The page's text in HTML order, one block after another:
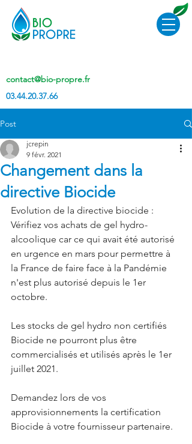
contact@bio-propre.fr
03.44.20.37.66
Post
Changement dans la
directive Biocide
jcrepin
9 févr. 2021
Evolution de la directive biocide :
Vérifiez vos achats de gel hydro-
alcoolique car ce qui avait été autorisé
en urgence en mars pour permettre à
la France de faire face à la Pandémie
n'est plus autorisé depuis le 1er
octobre.
Les stocks de gel hydro non certifiés
Biocide ne pourront plus être
commercialisés et utilisés après le 1er
juillet 2021.
Demandez lors de vos
approvisionnements la certification
Biocide à votre fournisseur partenaire.